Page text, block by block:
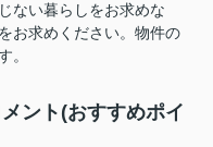
ない暮らしをお求めな
お求めください。物件の
。
ント(おすすめポイ